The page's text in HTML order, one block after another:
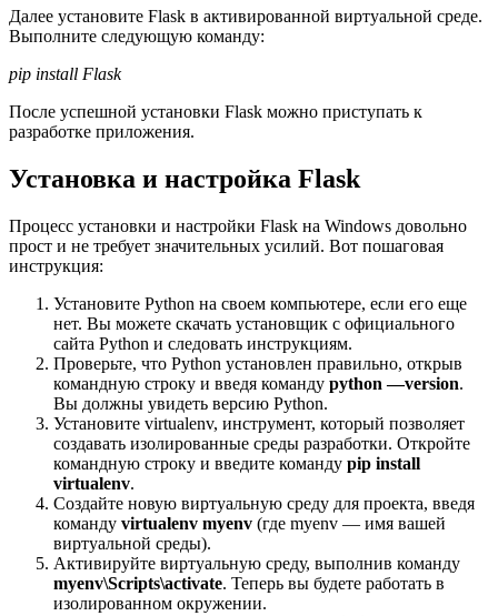
Далее установите Flask в активированной виртуальной среде.
Выполните следующую команду:
pip install Flask
После успешной установки Flask можно приступать к
разработке приложения.
Установка и настройка Flask
Процесс установки и настройки Flask на Windows довольно
прост и не требует значительных усилий. Вот пошаговая
инструкция:
Установите Python на своем компьютере, если его еще
нет. Вы можете скачать установщик с официального
сайта Python и следовать инструкциям.
Проверьте, что Python установлен правильно, открыв
командную строку и введя команду python —version.
Вы должны увидеть версию Python.
Установите virtualenv, инструмент, который позволяет
создавать изолированные среды разработки. Откройте
командную строку и введите команду pip install
virtualenv.
Создайте новую виртуальную среду для проекта, введя
команду virtualenv myenv (где myenv — имя вашей
виртуальной среды).
Активируйте виртуальную среду, выполнив команду
myenv\Scripts\activate. Теперь вы будете работать в
изолированном окружении.